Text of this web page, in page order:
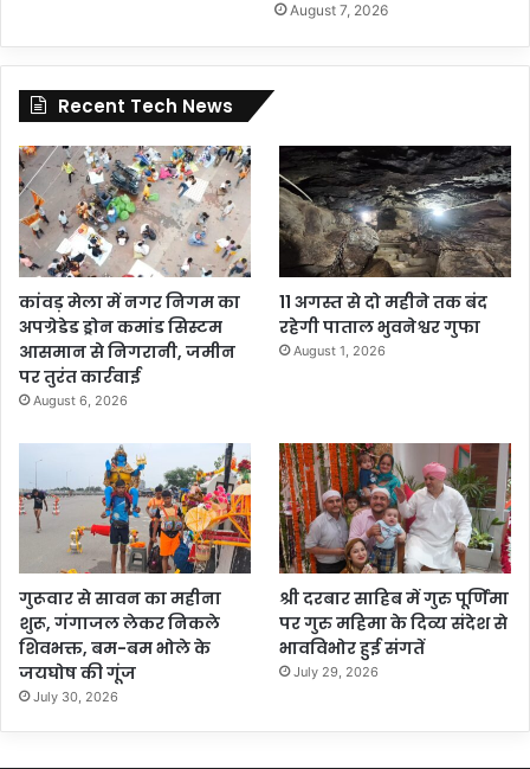
August 7, 2026
Recent Tech News
कांवड़ मेला में नगर निगम का
अपग्रेडेड ड्रोन कमांड सिस्टम
आसमान से निगरानी, जमीन
पर तुरंत कार्रवाई
August 6, 2026
11 अगस्त से दो महीने तक बंद
रहेगी पाताल भुवनेश्वर गुफा
August 1, 2026
गुरूवार से सावन का महीना
शुरू, गंगाजल लेकर निकले
शिवभक्त, बम-बम भोले के
जयघोष की गूंज
July 30, 2026
श्री दरबार साहिब में गुरु पूर्णिमा
पर गुरु महिमा के दिव्य संदेश से
भावविभोर हुई संगतें
July 29, 2026